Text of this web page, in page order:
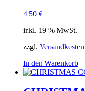
4,50 €
inkl. 19 % MwSt.
zzgl. Versandkosten
In den Warenkorb